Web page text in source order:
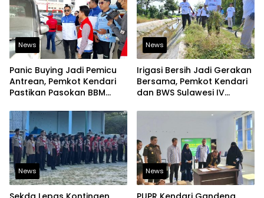
News
Panic Buying Jadi Pemicu
Antrean, Pemkot Kendari
Pastikan Pasokan BBM
News
Irigasi Bersih Jadi Gerakan
Bersama, Pemkot Kendari
dan BWS Sulawesi IV
Pangan
News News